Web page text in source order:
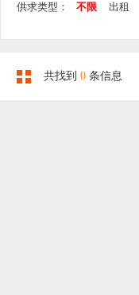
供求类型： 不限 出租
共找到 0 条信息